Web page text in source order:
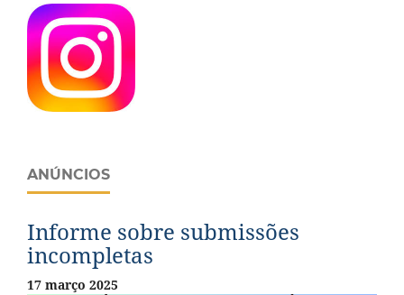
ANÚNCIOS
Informe sobre submissões
incompletas
17 março 2025